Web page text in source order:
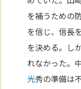
を補うための
を信じ、信長
を決める。しか
れなかった。
光秀の準備は